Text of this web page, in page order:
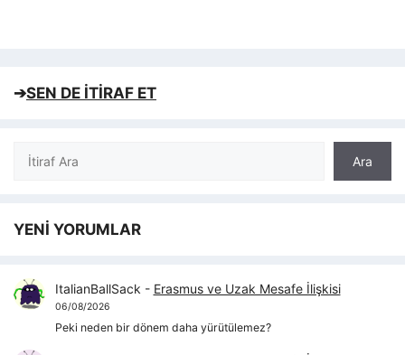
➔SEN DE İTİRAF ET
Ara
Ara
YENİ YORUMLAR
ItalianBallSack - Erasmus ve Uzak Mesafe İlişkisi
06/08/2026
Peki neden bir dönem daha yürütülemez?